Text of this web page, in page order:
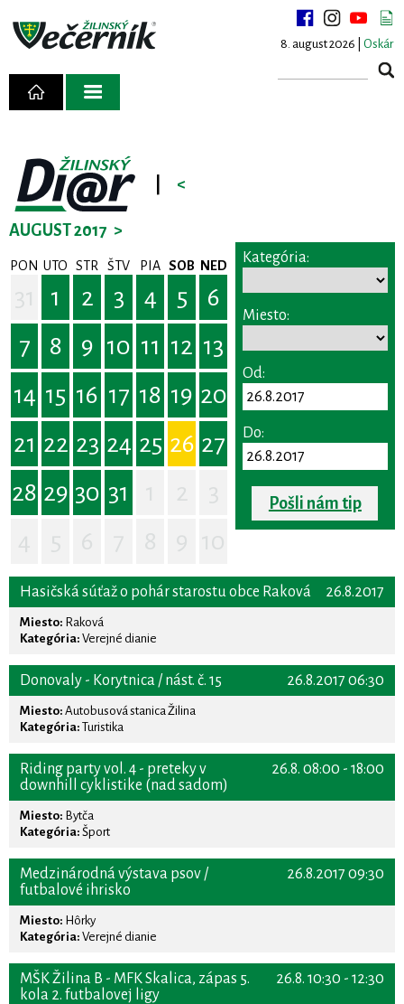
8. august 2026 | Oskár
<
AUGUST 2017 >
PON UTO STR ŠTV PIA SOB NED
1 2 3 4 5
6
7
8 9 10 11 12 13
14 15 16 17 18 19 20
21 22 23 24 25 26 27
28 29 30 31
Kategória:
Miesto:
Od:
Do:
Pošli nám tip
26.8.2017
Hasičská súťaž o pohár starostu obce Raková
Miesto: Raková
Kategória: Verejné dianie
26.8.2017 06:30
Donovaly - Korytnica / nást. č. 15
Miesto: Autobusová stanica Žilina
Kategória: Turistika
26.8. 08:00 - 18:00
Riding party vol. 4 - preteky v
downhill cyklistike (nad sadom)
Miesto: Bytča
Kategória: Šport
26.8.2017 09:30
Medzinárodná výstava psov /
futbalové ihrisko
Miesto: Hôrky
Kategória: Verejné dianie
26.8. 10:30 - 12:30
MŠK Žilina B - MFK Skalica, zápas 5.
kola 2. futbalovej ligy